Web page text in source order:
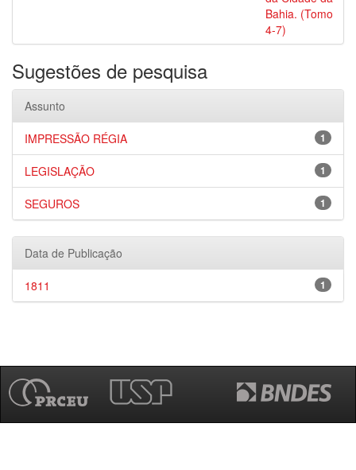
Bahia. (Tomo
4-7)
Sugestões de pesquisa
Assunto
1
IMPRESSÃO RÉGIA
1
LEGISLAÇÃO
1
SEGUROS
Data de Publicação
1
1811